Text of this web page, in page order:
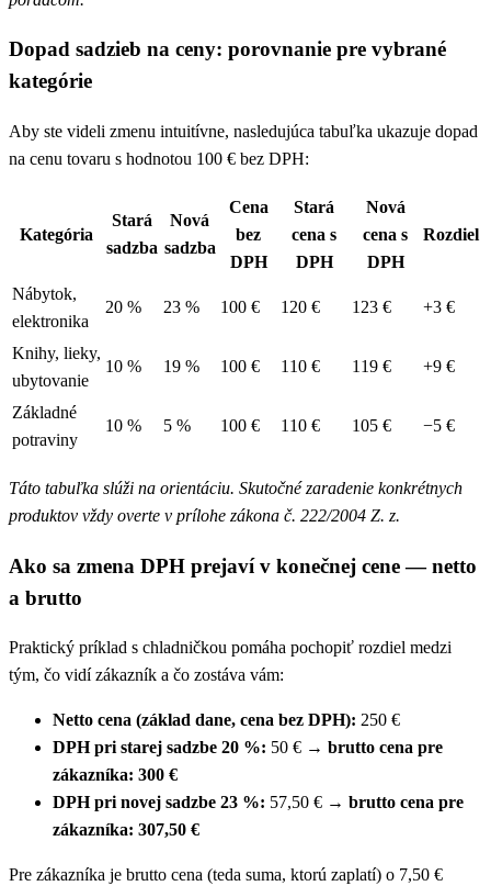
Dopad sadzieb na ceny: porovnanie pre vybrané
kategórie
Aby ste videli zmenu intuitívne, nasledujúca tabuľka ukazuje dopad
na cenu tovaru s hodnotou 100 € bez DPH:
Kategória
Stará
sadzba
Nová
sadzba
Cena
bez
DPH
Stará
cena s
DPH
Nová
cena s
DPH
Rozdiel
Nábytok,
elektronika
20 % 23 % 100 € 120 € 123 € +3 €
Knihy, lieky,
ubytovanie
10 % 19 % 100 € 110 € 119 € +9 €
Základné
potraviny
10 % 5 % 100 € 110 € 105 € −5 €
Táto tabuľka slúži na orientáciu. Skutočné zaradenie konkrétnych
produktov vždy overte v prílohe zákona č. 222/2004 Z. z.
Ako sa zmena DPH prejaví v konečnej cene — netto
a brutto
Praktický príklad s chladničkou pomáha pochopiť rozdiel medzi
tým, čo vidí zákazník a čo zostáva vám:
Netto cena (základ dane, cena bez DPH): 250 €
DPH pri starej sadzbe 20 %: 50 € → brutto cena pre
zákazníka: 300 €
DPH pri novej sadzbe 23 %: 57,50 € → brutto cena pre
zákazníka: 307,50 €
Pre zákazníka je brutto cena (teda suma, ktorú zaplatí) o 7,50 €